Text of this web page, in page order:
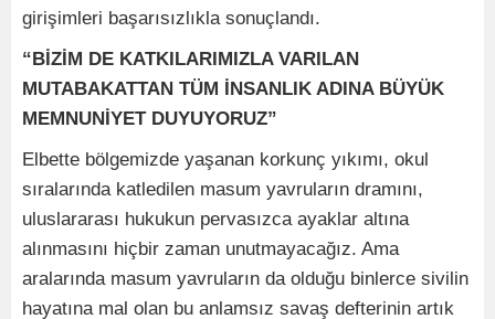
girişimleri başarısızlıkla sonuçlandı.
“BİZİM DE KATKILARIMIZLA VARILAN
MUTABAKATTAN TÜM İNSANLIK ADINA BÜYÜK
MEMNUNİYET DUYUYORUZ”
Elbette bölgemizde yaşanan korkunç yıkımı, okul
sıralarında katledilen masum yavruların dramını,
uluslararası hukukun pervasızca ayaklar altına
alınmasını hiçbir zaman unutmayacağız. Ama
aralarında masum yavruların da olduğu binlerce sivilin
hayatına mal olan bu anlamsız savaş defterinin artık